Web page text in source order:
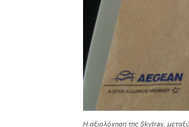
Η αξιολόγηση της Skytrax,